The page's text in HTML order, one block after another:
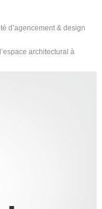
d’agencement & design
l’espace architectural à